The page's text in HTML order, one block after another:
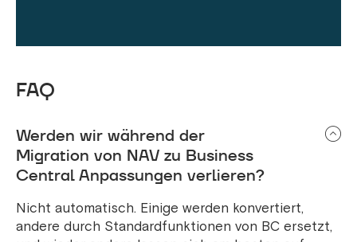
FAQ
Werden wir während der
Migration von NAV zu Business
Central Anpassungen verlieren?
Nicht automatisch. Einige werden konvertiert,
andere durch Standardfunktionen von BC ersetzt,